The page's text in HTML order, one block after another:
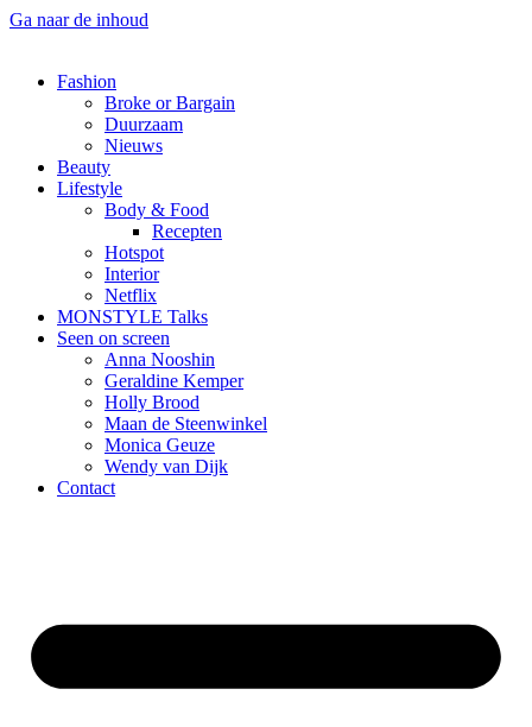
Ga naar de inhoud
Fashion
Broke or Bargain
Duurzaam
Nieuws
Beauty
Lifestyle
Body & Food
Recepten
Hotspot
Interior
Netflix
MONSTYLE Talks
Seen on screen
Anna Nooshin
Geraldine Kemper
Holly Brood
Maan de Steenwinkel
Monica Geuze
Wendy van Dijk
Contact